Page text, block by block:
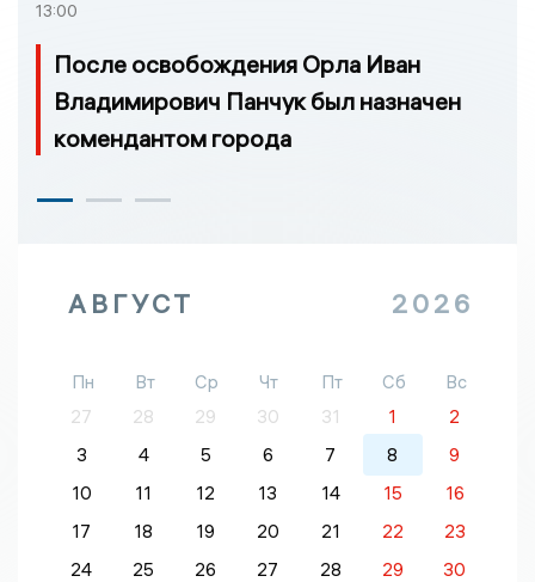
13:00
После освобождения Орла Иван
Владимирович Панчук был назначен
комендантом города
АВГУСТ 2026
Пн Вт Ср Чт Пт Сб
Вс
27
28 29 30 31 1
2
3
4 5 6 7 8
9
10
11 12 13 14 15
16
17
18 19 20 21 22
23
24
25 26 27 28 29
30